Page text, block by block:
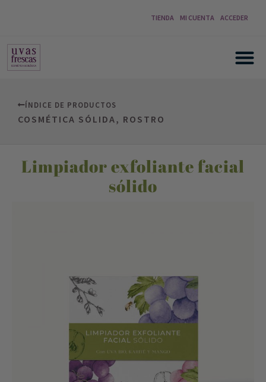
TIENDA MI CUENTA ACCEDER
ÍNDICE DE PRODUCTOS
COSMÉTICA SÓLIDA, ROSTRO
Limpiador exfoliante facial
sólido